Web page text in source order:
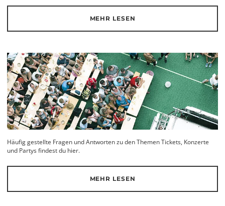
MEHR LESEN
Häufig gestellte Fragen und Antworten zu den Themen Tickets, Konzerte
und Partys findest du hier.
MEHR LESEN